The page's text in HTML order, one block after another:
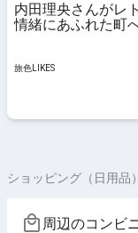
内田理央さんがレ
情緒にあふれた町
旅色LIKES
ショッピング（日用品）
周辺のコンビ